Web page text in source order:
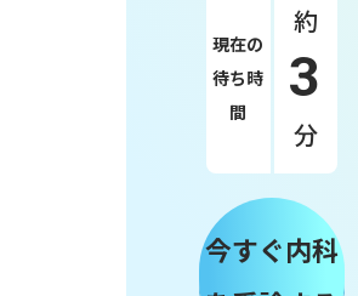
現在の
待ち時
間
約
3
分
今すぐ内科